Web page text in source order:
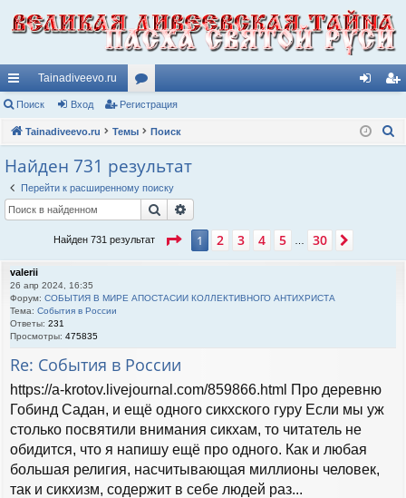
с
ы
лк
и
Tainadiveevo.ru
ор
ум д ис
Поиск Вход Регистрация
Tainadiveevo.ru Темы Поиск
Найден 731 результат
Перейти к расширенному поиску
Поиск
Найден 731 результат Страница из 30
1 2 3 4 5 30
valerii
26 апр 2024, 16:35
Форум: СОБЫТИЯ В МИРЕ АПОСТАСИИ КОЛЛЕКТИВНОГО АНТИХРИСТА
Тема: События в России
Ответы: 231
Просмотры: 475835
Re: События в России
https://a-krotov.livejournal.com/859866.html Про деревню
Гобинд Садан, и ещё одного сикхского гуру Если мы уж
столько посвятили внимания сикхам, то читатель не
обидится, что я напишу ещё про одного. Как и любая
большая религия, насчитывающая миллионы человек,
так и сикхизм, содержит в себе людей раз...